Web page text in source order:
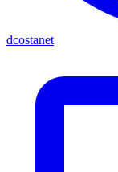
dcostanet